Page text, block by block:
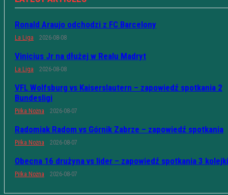
Ronald Araujo odchodzi z FC Barcelony
La Liga 2026-08-08
Vinicius Jr na dłużej w Realu Madryt
La Liga 2026-08-08
VFL Wolfsburg vs Kaiserslautern – zapowiedź spotkania 2
Bundesligi
Piłka Nożna 2026-08-07
Radomiak Radom vs Górnik Zabrze – zapowiedź spotkania
Piłka Nożna 2026-08-07
Obecna 16 drużyna vs lider – zapowiedź spotkania 3 kolejki
Piłka Nożna 2026-08-07